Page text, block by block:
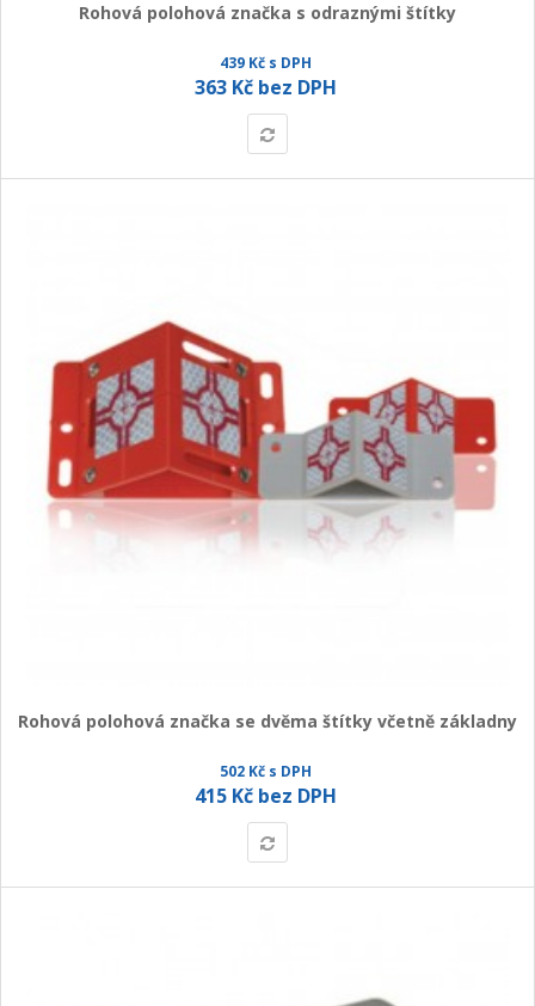
Rohová polohová značka s odraznými štítky
439 Kč s DPH
363 Kč bez DPH
Rohová polohová značka se dvěma štítky včetně základny
502 Kč s DPH
415 Kč bez DPH